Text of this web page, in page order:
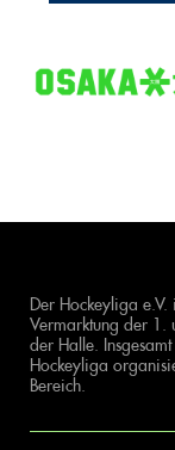
Der Hockeyliga
Vermarktung der 1.
der Halle.
Hockeyliga
Bereich.